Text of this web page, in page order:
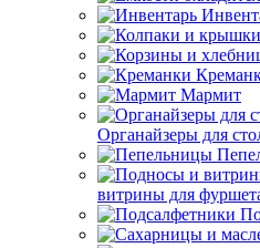
Мармит
Органайзеры для
витрины для